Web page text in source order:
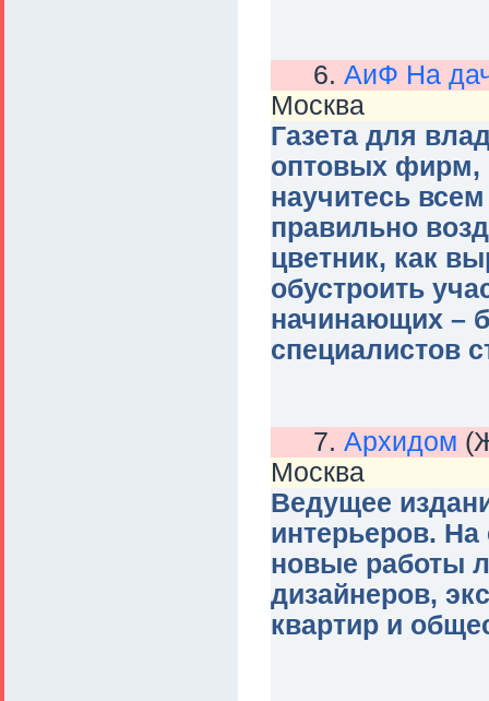
6. АиФ На
Москва
Газета для
оптовых фирм,
научитесь
правильно
цветник, как
обустроить
начинающих –
специалистов
7. Архидом
Москва
Ведущее
интерьеров.
новые работы
дизайнеров,
квартир и